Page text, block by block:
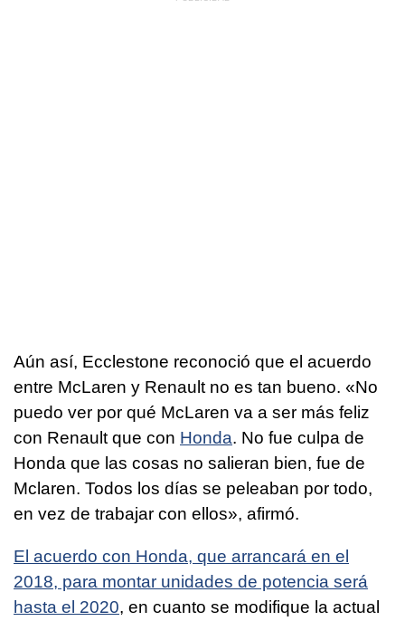
Aún así, Ecclestone reconoció que el acuerdo
entre McLaren y Renault no es tan bueno. «No
puedo ver por qué McLaren va a ser más feliz
con Renault que con Honda. No fue culpa de
Honda que las cosas no salieran bien, fue de
Mclaren. Todos los días se peleaban por todo,
en vez de trabajar con ellos», afirmó.
El acuerdo con Honda, que arrancará en el
2018, para montar unidades de potencia será
hasta el 2020, en cuanto se modifique la actual